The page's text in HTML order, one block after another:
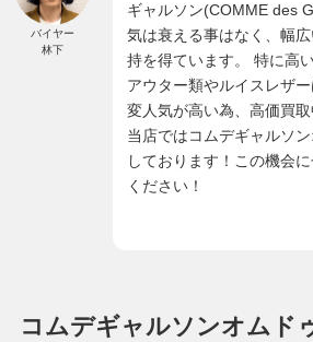
バイヤー
林下
ギャルソン(COMME des
気は衰える事はなく、幅
持を得ています。 特に高
アウター類やルイスレザ
変人気が高い為、高価買取
当店ではコムデギャルソ
しております！この機会
ください！
コムデギャルソンオムド